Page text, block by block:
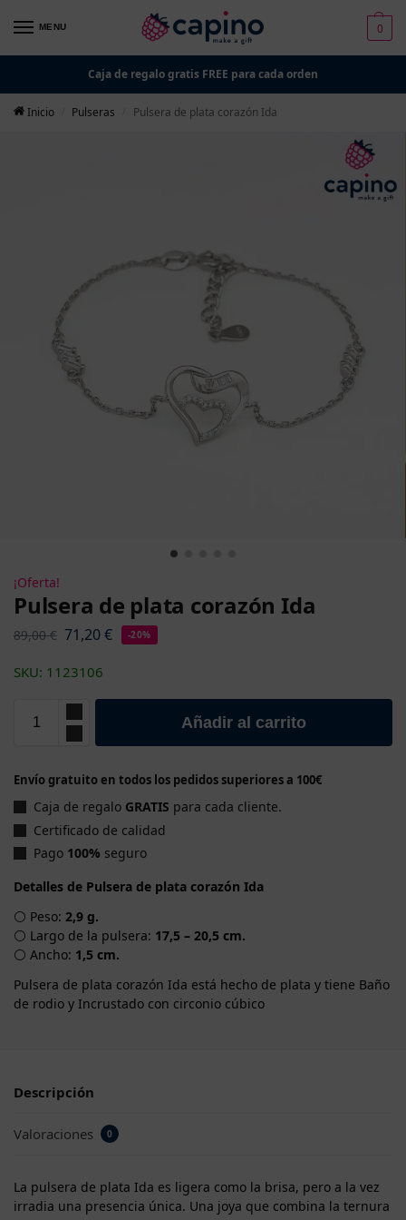
MENU 0
Caja de regalo gratis FREE para cada orden
Inicio Pulseras Pulsera de plata corazón Ida
¡Oferta!
Pulsera de plata corazón Ida
89,00€ 71,20€ -20%
SKU: 1123106
Añadir al carrito
Envío gratuito en todos los pedidos superiores a 100€
Caja de regalo GRATIS para cada cliente.
Certificado de calidad
Pago 100% seguro
Detalles de Pulsera de plata corazón Ida
⚪ Peso: 2,9 g.
⚪ Largo de la pulsera: 17,5 – 20,5 cm.
⚪ Ancho: 1,5 cm.
Pulsera de plata corazón Ida está hecho de plata y tiene Baño
de rodio y Incrustado con circonio cúbico
Descripción
Valoraciones 0
La pulsera de plata Ida es ligera como la brisa, pero a la vez
irradia una presencia única. Una joya que combina la ternura